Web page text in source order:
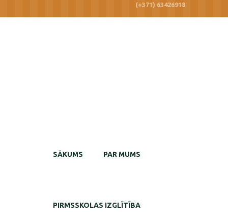
(+371) 63426918
SĀKUMS PAR MUMS
PIRMSSKOLAS IZGLĪTĪBA